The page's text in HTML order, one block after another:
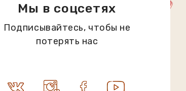
Мы в соцсетях
Подписывайтесь, чтобы не
потерять нас